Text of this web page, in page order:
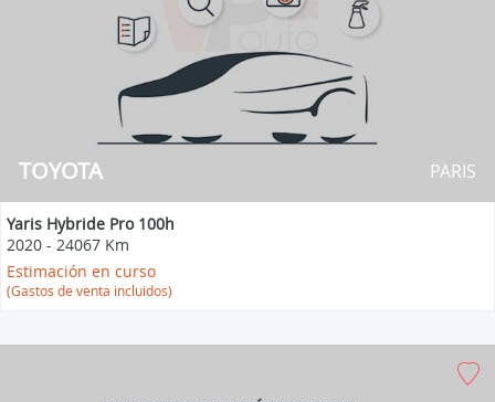
TOYOTA PARIS
Yaris Hybride Pro 100h
2020 - 24067 Km
Estimación en curso
(Gastos de venta incluidos)